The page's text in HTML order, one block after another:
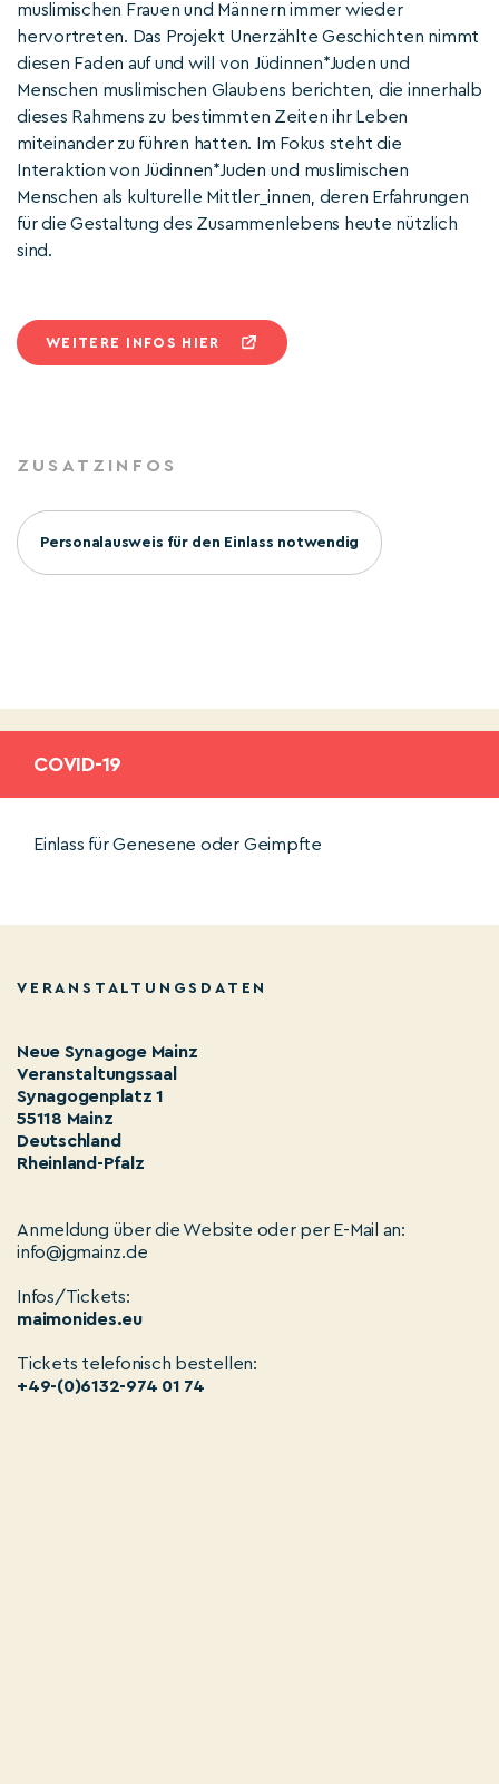
muslimischen Frauen und Männern immer wieder
hervortreten. Das Projekt Unerzählte Geschichten nimmt
diesen Faden auf und will von Jüdinnen*Juden und
Menschen muslimischen Glaubens berichten, die innerhalb
dieses Rahmens zu bestimmten Zeiten ihr Leben
miteinander zu führen hatten. Im Fokus steht die
Interaktion von Jüdinnen*Juden und muslimischen
Menschen als kulturelle Mittler_innen, deren Erfahrungen
für die Gestaltung des Zusammenlebens heute nützlich
sind.
WEITERE INFOS HIER
ZUSATZINFOS
Personalausweis für den Einlass notwendig
COVID-19
Einlass für Genesene oder Geimpfte
VERANSTALTUNGSDATEN
Neue Synagoge Mainz
Veranstaltungssaal
Synagogenplatz 1
55118 Mainz
Deutschland
Rheinland-Pfalz
Anmeldung über die Website oder per E-Mail an:
info@jgmainz.de
Infos/Tickets:
maimonides.eu
Tickets telefonisch bestellen:
+49-(0)6132-974 01 74